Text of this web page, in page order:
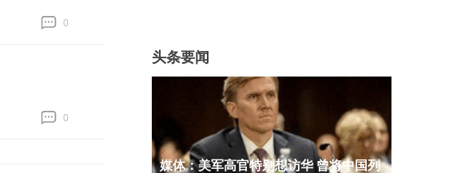
0
0
头条要闻
媒体：美军高官特别想访华 曾将中国列